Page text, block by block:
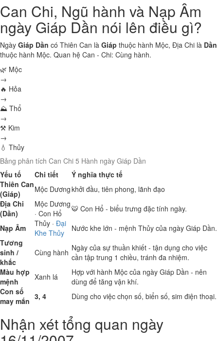
Can Chi, Ngũ hành và Nạp Âm
ngày Giáp Dần nói lên điều gì?
Ngày Giáp Dần có Thiên Can là Giáp thuộc hành Mộc, Địa Chi là Dần
thuộc hành Mộc. Quan hệ Can - Chi: Cùng hành.
🌿 Mộc
→
🔥 Hỏa
→
⛰ Thổ
→
⚒ Kim
→
💧 Thủy
Bảng phân tích Can Chi 5 Hành ngày Giáp Dần
Yếu tố
Chi tiết
Ý nghĩa thực tế
Thiên Can
(Giáp)
Mộc Dươngkhởi đầu, tiên phong, lãnh đạo
Địa Chi
(Dần)
Mộc Dương
· Con Hổ
🐯 Con Hổ - biểu trưng đặc tính ngày.
Nạp Âm
Thủy · Đại
Khe Thủy
Nước khe lớn - mệnh Thủy của ngày Giáp Dần.
Tương
sinh /
khắc
Cùng hành Ngày của sự thuần khiết - tận dụng cho việc
cần tập trung 1 chiều, tránh đa nhiệm.
Màu hợp
mệnh
Xanh lá
Hợp với hành Mộc của ngày Giáp Dần - nên
dùng để tăng vận khí.
Con số
may mắn 3, 4 Dùng cho việc chọn số, biển số, sim điện thoại.
Nhận xét tổng quan ngày